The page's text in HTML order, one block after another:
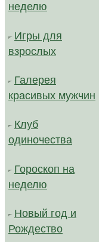
неделю
Игры для
взрослых
Галерея
красивых мужчин
Клуб
одиночества
Гороскоп на
неделю
Новый год и
Рождество